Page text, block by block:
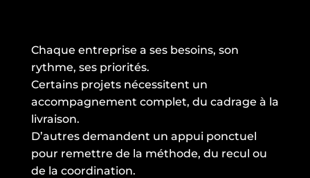
Chaque entreprise a ses besoins, son
rythme, ses priorités.
Certains projets nécessitent un
accompagnement complet, du cadrage à la
livraison.
D’autres demandent un appui ponctuel
pour remettre de la méthode, du recul ou
de la coordination.